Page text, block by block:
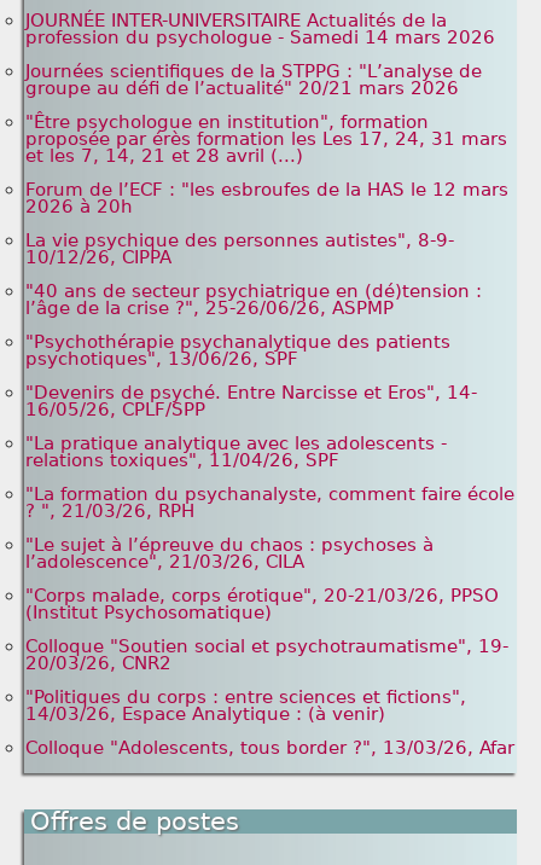
JOURNÉE INTER-UNIVERSITAIRE Actualités de la
profession du psychologue - Samedi 14 mars 2026
Journées scientifiques de la STPPG : "L’analyse de
groupe au défi de l’actualité" 20/21 mars 2026
"Être psychologue en institution", formation
proposée par érès formation les Les 17, 24, 31 mars
et les 7, 14, 21 et 28 avril (...)
Forum de l’ECF : "les esbroufes de la HAS le 12 mars
2026 à 20h
La vie psychique des personnes autistes", 8-9-
10/12/26, CIPPA
"40 ans de secteur psychiatrique en (dé)tension :
l’âge de la crise ?", 25-26/06/26, ASPMP
"Psychothérapie psychanalytique des patients
psychotiques", 13/06/26, SPF
"Devenirs de psyché. Entre Narcisse et Eros", 14-
16/05/26, CPLF/SPP
"La pratique analytique avec les adolescents -
relations toxiques", 11/04/26, SPF
"La formation du psychanalyste, comment faire école
? ", 21/03/26, RPH
"Le sujet à l’épreuve du chaos : psychoses à
l’adolescence", 21/03/26, CILA
"Corps malade, corps érotique", 20-21/03/26, PPSO
(Institut Psychosomatique)
Colloque "Soutien social et psychotraumatisme", 19-
20/03/26, CNR2
"Politiques du corps : entre sciences et fictions",
14/03/26, Espace Analytique : (à venir)
Colloque "Adolescents, tous border ?", 13/03/26, Afar
Offres de postes